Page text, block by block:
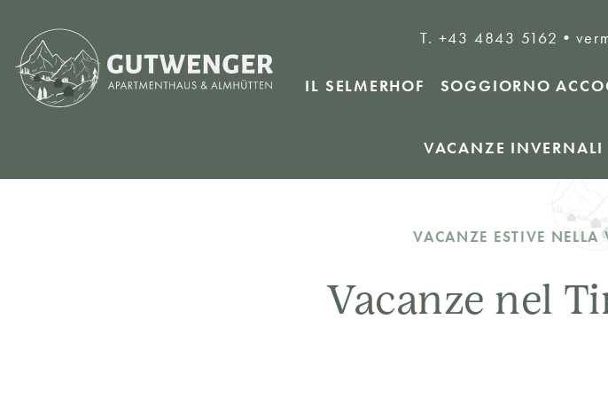
T. +43 4843 5162 •
IL SELMERHOF SOGGIORNO
VACANZE INVERNALI
VACANZE ESTIVE NELLA
Vacanze nel